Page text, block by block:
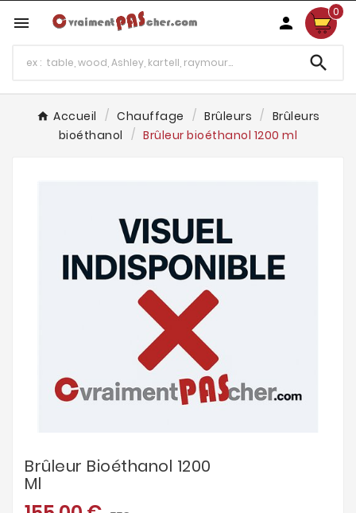
 
0

Accueil Chauffage Brûleurs
Brûleurs
bioéthanol
Brûleur bioéthanol 1200 ml
Brûleur Bioéthanol 1200
Ml